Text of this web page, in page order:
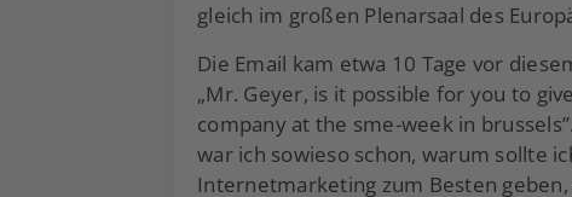
gleich im großen Plenarsaal des
Die Email kam etwa 10 Tage vor
„Mr. Geyer, is it possible for you to
company at the sme-week in
war ich sowieso schon, warum sollte
Internetmarketing zum Besten